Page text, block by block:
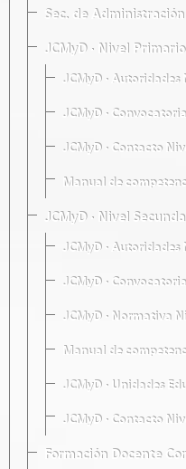
Sec. de Administración
JCMyD · Nivel Primario
JCMyD ·
JCMyD ·
JCMyD · Contacto
Manual de
JCMyD · Nivel
JCMyD · Autoridades
JCMyD ·
JCMyD · Normativa
Manual de
JCMyD · Unidades
JCMyD · Contacto
Formación Docente